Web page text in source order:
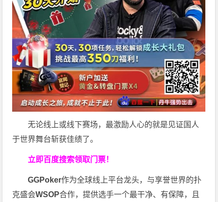
无论线上或线下赛场，最激励人心的就是见证国人
于世界舞台斩获佳绩了。
立即百度搜索领取门票！
GGPoker作为全球线上平台龙头，与享誉世界的扑
克盛会WSOP合作，提供选手一个最干净、有保障，且